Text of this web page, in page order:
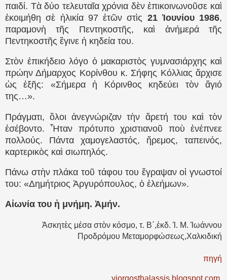
παιδί. Τὰ δύο τελευταῖα χρόνια δὲν ἐπικοινωνοῦσε καὶ
ἐκοιμήθη σὲ ἡλικία 97 ἐτῶν στὶς 21 Ἰουνίου 1986,
παραμονὴ τῆς Πεντηκοστῆς, καὶ ἀνήμερά τῆς
Πεντηκοστῆς ἒγινε ἡ κηδεία του.
Στὸν ἐπικήδειο λόγο ὁ μακαριστὸς γυμνασιάρχης καὶ
πρώην Δήμαρχος Κορίνθου κ. Σήφης Κόλλιας ἄρχισε
ὡς ἑξῆς: «Σήμερα ἡ Κόρινθος κηδεύει τὸν ἅγιό
της…».
Πράγματι, ὃλοι ἀνεγνώριζαν τὴν ἄρετή του καὶ τὸν
ἐσέβοντο. Ἦταν πρότυπο χριστιανοῦ ποὺ ἐνέπνεε
πολλούς. Πάντα χαμογελαστός, ἤρεμος, ταπεινός,
καρτερικὸς καὶ σιωπηλός.
Πάνω στὴν πλάκα τοῦ τάφου του ἔγραψαν οἱ γνωστοί
του: «Δημήτριος Ἀργυρόπουλος, ὁ ἐλεήμων».
Αἰωνία του ἡ μνήμη. Ἀμήν.
Ἀσκητὲς μέσα στὸν κόσμο, τ. Β΄,ἐκδ. Ἱ. Μ. Ἰωάννου
Προδρόμου Μεταμορφώσεως,Χαλκιδική
πηγή